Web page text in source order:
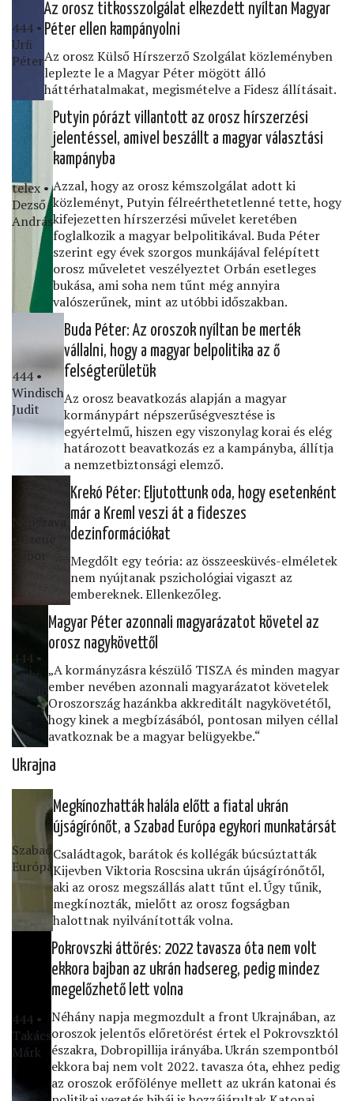
444 •
Urﬁ
Péter
Az orosz titkosszolgálat elkezdett nyíltan Magyar
Péter ellen kampányolni
Az orosz Külső Hírszerző Szolgálat közleményben
leplezte le a Magyar Péter mögött álló
háttérhatalmakat, megismételve a Fidesz állításait.
telex •
Dezső
András
Putyin pórázt villantott az orosz hírszerzési
jelentéssel, amivel beszállt a magyar választási
kampányba
Azzal, hogy az orosz kémszolgálat adott ki
közleményt, Putyin félreérthetetlenné tette, hogy
kifejezetten hírszerzési művelet keretében
foglalkozik a magyar belpolitikával. Buda Péter
szerint egy évek szorgos munkájával felépített
orosz műveletet veszélyeztet Orbán esetleges
bukása, ami soha nem tűnt még annyira
valószerűnek, mint az utóbbi időszakban.
444 •
Windisch
Judit
Buda Péter: Az oroszok nyíltan be merték
vállalni, hogy a magyar belpolitika az ő
felségterületük
Az orosz beavatkozás alapján a magyar
kormánypárt népszerűségvesztése is
egyértelmű, hiszen egy viszonylag korai és elég
határozott beavatkozás ez a kampányba, állítja
a nemzetbiztonsági elemző.
Népszava
• Czene
Gábor
Krekó Péter: Eljutottunk oda, hogy esetenként
már a Kreml veszi át a ﬁdeszes
dezinformációkat
Megdőlt egy teória: az összeesküvés-elméletek
nem nyújtanak pszichológiai vigaszt az
embereknek. Ellenkezőleg.
444 •
Szily
László
Magyar Péter azonnali magyarázatot követel az
orosz nagykövettől
„A kormányzásra készülő TISZA és minden magyar
ember nevében azonnali magyarázatot követelek
Oroszország hazánkba akkreditált nagykövetétől,
hogy kinek a megbízásából, pontosan milyen céllal
avatkoznak be a magyar belügyekbe.“
Ukrajna
Szabad
Európa
Megkínozhatták halála előtt a ﬁatal ukrán
újságírónőt, a Szabad Európa egykori munkatársát
Családtagok, barátok és kollégák búcsúztatták
Kijevben Viktoria Roscsina ukrán újságírónőtől,
aki az orosz megszállás alatt tűnt el. Úgy tűnik,
megkínozták, mielőtt az orosz fogságban
halottnak nyilvánították volna.
444 •
Takács
Márk
Pokrovszki áttörés: 2022 tavasza óta nem volt
ekkora bajban az ukrán hadsereg, pedig mindez
megelőzhető lett volna
Néhány napja megmozdult a front Ukrajnában, az
oroszok jelentős előretörést értek el Pokrovszktól
északra, Dobropillija irányába. Ukrán szempontból
ekkora baj nem volt 2022. tavasza óta, ehhez pedig
az oroszok erőfölénye mellett az ukrán katonai és